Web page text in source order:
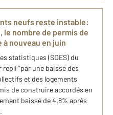
neufs reste instable:
le nombre de permis de
nouveau en juin
statistiques (SDES) du
"par une baisse des
et des logements
de construire accordés en
baissé de 4,8% après